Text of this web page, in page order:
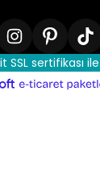
SSL sertifikası
ideasoft